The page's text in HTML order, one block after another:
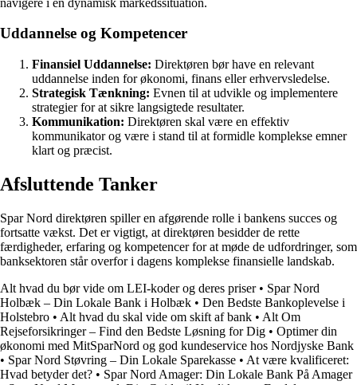
Uddannelse og Kompetencer
Finansiel Uddannelse: Direktøren bør have en relevant
uddannelse inden for økonomi, finans eller erhvervsledelse.
Strategisk Tænkning: Evnen til at udvikle og implementere
strategier for at sikre langsigtede resultater.
Kommunikation: Direktøren skal være en effektiv
kommunikator og være i stand til at formidle komplekse emner
klart og præcist.
Afsluttende Tanker
Spar Nord direktøren spiller en afgørende rolle i bankens succes og
fortsatte vækst. Det er vigtigt, at direktøren besidder de rette
færdigheder, erfaring og kompetencer for at møde de udfordringer, som
banksektoren står overfor i dagens komplekse finansielle landskab.
Alt hvad du bør vide om LEI-koder og deres priser• Spar Nord
Holbæk – Din Lokale Bank i Holbæk • Den Bedste Bankoplevelse i
Holstebro • Alt hvad du skal vide om skift af bank • Alt Om
Rejseforsikringer – Find den Bedste Løsning for Dig • Optimer din
økonomi med MitSparNord og god kundeservice hos Nordjyske Bank
• Spar Nord Støvring – Din Lokale Sparekasse • At være kvalificeret:
Hvad betyder det? • Spar Nord Amager: Din Lokale Bank På Amager